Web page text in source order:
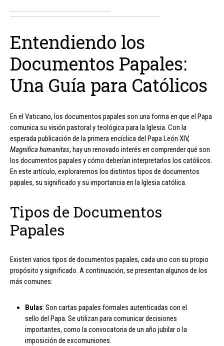
Entendiendo los
Documentos Papales:
Una Guía para Católicos
En el Vaticano, los documentos papales son una forma en que el Papa
comunica su visión pastoral y teológica para la Iglesia. Con la
esperada publicación de la primera encíclica del Papa León XIV,
Magnifica humanitas, hay un renovado interés en comprender qué son
los documentos papales y cómo deberían interpretarlos los católicos.
En este artículo, exploraremos los distintos tipos de documentos
papales, su significado y su importancia en la Iglesia católica.
Tipos de Documentos
Papales
Existen varios tipos de documentos papales, cada uno con su propio
propósito y significado. A continuación, se presentan algunos de los
más comunes:
Bulas: Son cartas papales formales autenticadas con el
sello del Papa. Se utilizan para comunicar decisiones
importantes, como la convocatoria de un año jubilar o la
imposición de excomuniones.